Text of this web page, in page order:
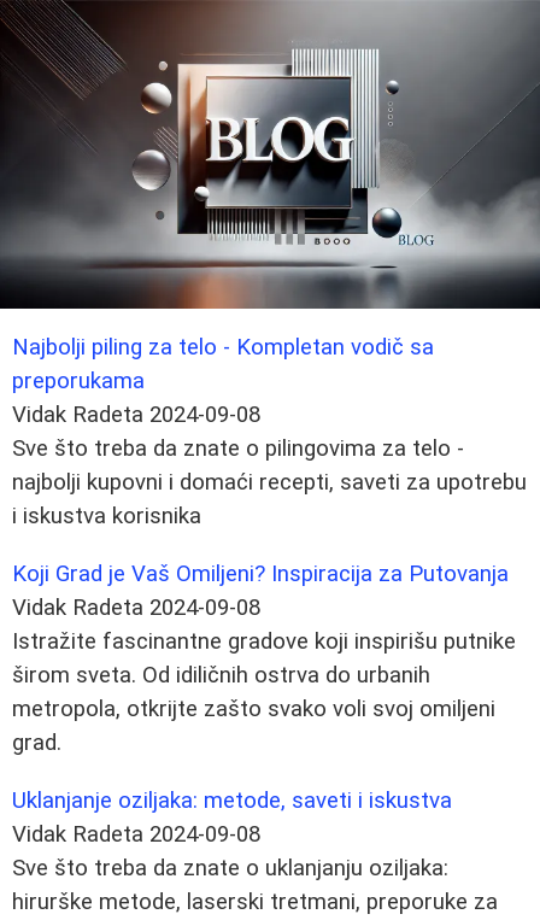
Najbolji piling za telo - Kompletan vodič sa
preporukama
Vidak Radeta 2024-09-08
Sve što treba da znate o pilingovima za telo -
najbolji kupovni i domaći recepti, saveti za upotrebu
i iskustva korisnika
Koji Grad je Vaš Omiljeni? Inspiracija za Putovanja
Vidak Radeta 2024-09-08
Istražite fascinantne gradove koji inspirišu putnike
širom sveta. Od idiličnih ostrva do urbanih
metropola, otkrijte zašto svako voli svoj omiljeni
grad.
Uklanjanje oziljaka: metode, saveti i iskustva
Vidak Radeta 2024-09-08
Sve što treba da znate o uklanjanju oziljaka:
hirurške metode, laserski tretmani, preporuke za